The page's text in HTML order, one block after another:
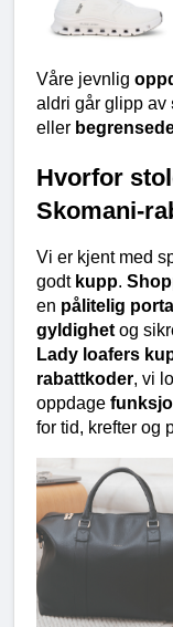
Våre jevnlig
aldri går glipp av
eller
Hvorfor
Skomani-
Vi er kjent med
godt kupp.
en pålitelig portal
gyldighet og
Lady loafers
rabattkoder, vi
oppdage
for tid, krefter og